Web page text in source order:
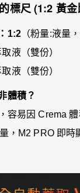
標尺 (1:2 黃金
1:2 （粉量:液量
液（雙份）
液（雙份）
體積？
容易因 Crema 體
，M2 PRO 即時